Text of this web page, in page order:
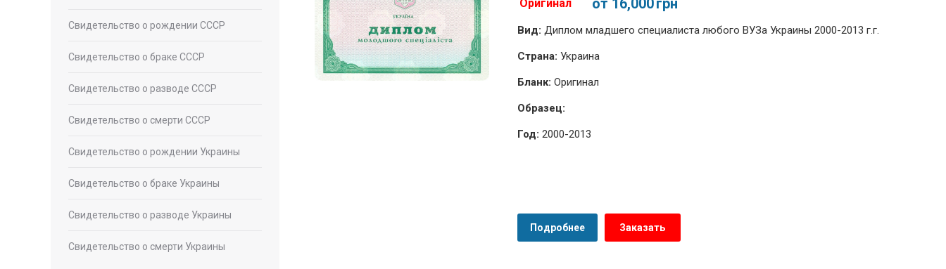
Оригинал
от 16,000грн
Вид: Диплом младшего специалиста любого ВУЗа Украины 2000-2013 г.г.
Страна: Украина
Бланк: Оригинал
Образец:
Год: 2000-2013
Подробнее Заказать
Свидетельство о рождении СССР
Свидетельство о браке СССР
Свидетельство о разводе СССР
Свидетельство о смерти СССР
Свидетельство о рождении Украины
Свидетельство о браке Украины
Свидетельство о разводе Украины
Свидетельство о смерти Украины